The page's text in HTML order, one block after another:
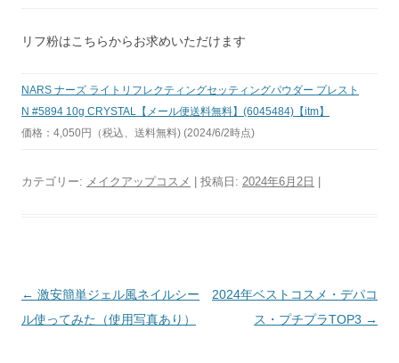
リフ粉はこちらからお求めいただけます
NARS ナーズ ライトリフレクティングセッティングパウダー プレスト
N #5894 10g CRYSTAL【メール便送料無料】(6045484)【itm】
価格：4,050円（税込、送料無料) (2024/6/2時点)
カテゴリー: メイクアップコスメ | 投稿日: 2024年6月2日
投
稿
← 激安簡単ジェル風ネイルシー
ル使ってみた（使用写真あり）
2024年ベストコスメ・デパコ
ス・プチプラTOP3 →